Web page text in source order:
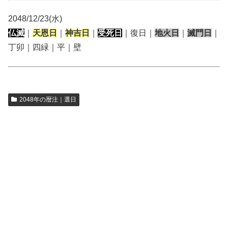
2048/12/23(水)
仏滅
天恩日 神吉日 受死日 ｜復日｜ 地火日 滅門日
丁卯｜四緑｜平｜壁
2048年の暦注｜選日